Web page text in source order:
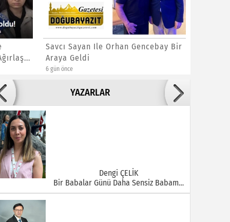
Savcı Sayan Ile Orhan Gencebay Bir
Araya Geldi
6 gün önce
YAZARLAR
Bu Şehrin Ortasında Çürüyen Bir Yapı Var
Dengi ÇELİK
Bir Babalar Günü Daha Sensiz Babam…